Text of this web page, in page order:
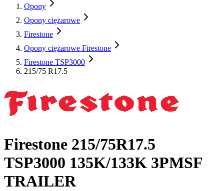
Opony
Opony ciężarowe
Firestone
Opony ciężarowe Firestone
Firestone TSP3000
215/75 R17.5
Firestone 215/75R17.5
TSP3000 135K/133K 3PMSF
TRAILER